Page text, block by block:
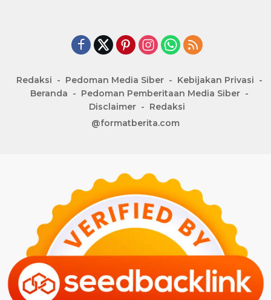
Redaksi Pedoman Media Siber
Kebijakan Privasi
Beranda
Pedoman Pemberitaan Media Siber
Disclaimer
Redaksi
@formatberita.com